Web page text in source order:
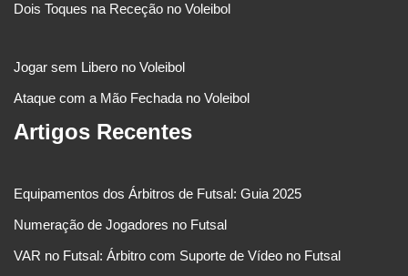
Dois Toques na Receção no Voleibol
Jogar sem Libero no Voleibol
Ataque com a Mão Fechada no Voleibol
Artigos Recentes
Equipamentos dos Árbitros de Futsal: Guia 2025
Numeração de Jogadores no Futsal
VAR no Futsal: Árbitro com Suporte de Vídeo no Futsal